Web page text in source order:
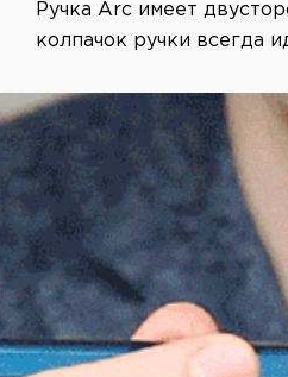
Ручка Arc имеет
колпачок ручки всегда